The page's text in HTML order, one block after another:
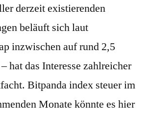
derzeit existierenden
beläuft sich laut
inzwischen auf rund 2,5
hat das Interesse zahlreicher
Bitpanda index steuer im
Monate könnte es hier